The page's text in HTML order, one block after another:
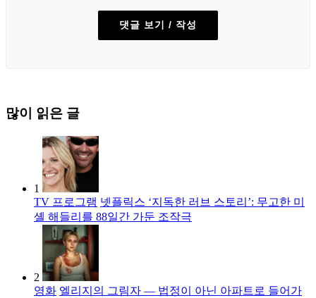
댓글 보기 / 작성
많이 읽은 글
1
TV 프로그램 넷플릭스 ‘지독한 러브 스토리’: 무고한 미
셸 해들리를 88일간 가둔 조작극
2
영화 엘리지의 그림자 — 법정이 아닌 아파트로 들어가